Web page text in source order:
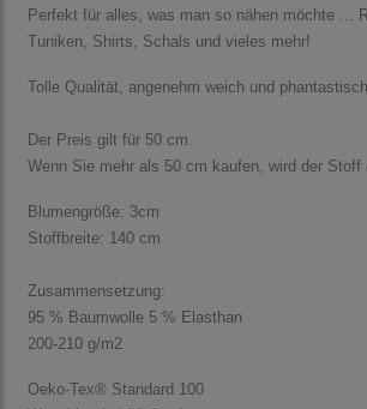
Perfekt für alles, was man so nähen möchte ...
Tuniken, Shirts, Schals und vieles mehr!
Tolle Qualität, angenehm weich und
Der Preis gilt für 50 cm.
Wenn Sie mehr als 50 cm kaufen, wird der
Blumengröße: 3cm
Stoffbreite: 140 cm
Zusammensetzung:
95 % Baumwolle 5 % Elasthan
200-210 g/m2
Oeko-Tex® Standard 100